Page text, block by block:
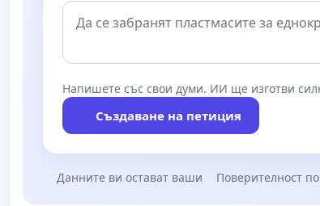
Напишете със свои думи. ИИ ще изготви
Създаване на петиция
Данните ви остават ваши Поверителност